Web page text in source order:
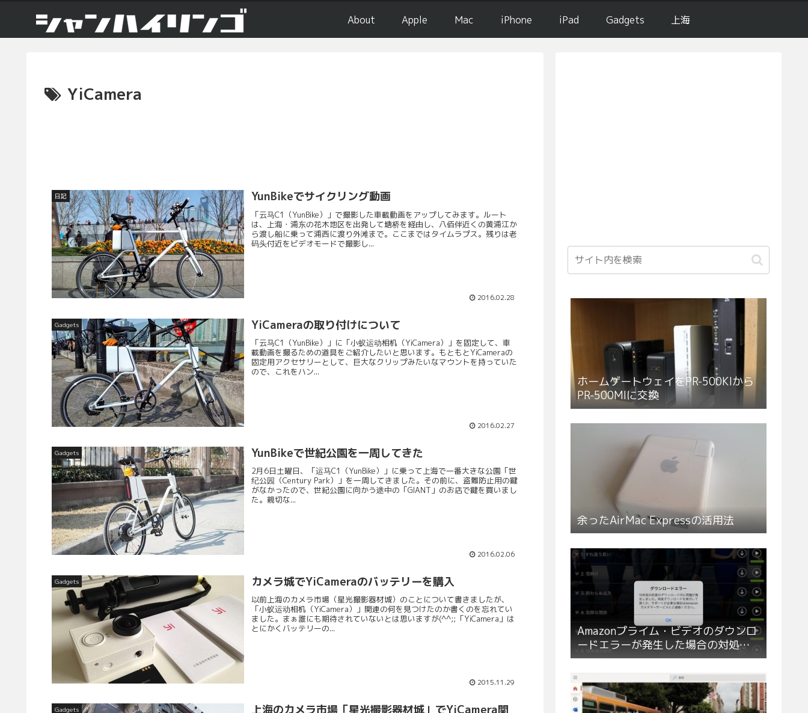
About Apple Mac iPhone iPad Gadgets 上海
YiCamera
日記 YunBikeでサイクリング動画
「云马C1（YunBike）」で撮影した車載動画をアップしてみます。ルート
は、上海・浦东の花木地区を出発して塘桥を経由し、八佰伴近くの黄浦江か
ら渡し船に乗って浦西に渡り外滩まで。ここまではタイムラプス。残りは老
码头付近をビデオモードで撮影し...
2016.02.28
Gadgets YiCameraの取り付けについて
「云马C1（YunBike）」に「小蚁运动相机（YiCamera）」を固定して、車
載動画を撮るための道具をご紹介したいと思います。もともとYiCameraの
固定用アクセサリーとして、巨大なクリップみたいなマウントを持っていた
ので、これをハン...
2016.02.27
Gadgets YunBikeで世紀公園を一周してきた
2月6日土曜日、「运马C1（YunBike）」に乗って上海で一番大きな公園「世
纪公园（Century Park）」を一周してきました。その前に、盗難防止用の鍵
がなかったので、世紀公園に向かう途中の「GIANT」のお店で鍵を買いまし
た。親切な...
2016.02.06
Gadgets カメラ城でYiCameraのバッテリーを購入
以前上海のカメラ市場（星光撮影器材城）のことについて書きましたが、
「小蚁运动相机（YiCamera）」関連の何を見つけたのか書くのを忘れてい
ました。まぁ誰にも期待されていないとは思いますが(^^;;「YiCamera」は
とにかくバッテリーの...
2015.11.29
Gadgets
上海のカメラ市場「星光撮影器材城」でYiCamera関
ホームゲートウェイをPR-500KIから
PR-500MIに交換
余ったAirMac Expressの活用法
Amazonプライム・ビデオのダウンロ
ードエラーが発生した場合の対処方
法